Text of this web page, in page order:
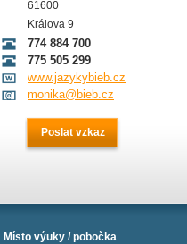
61600
Králova 9
774 884 700
775 505 299
www.jazykybieb.cz
monika@bieb.cz
Poslat vzkaz
Místo výuky / pobočka